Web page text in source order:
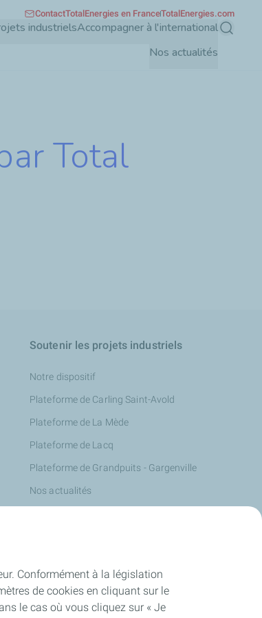
industrielsAccompagner à l'international
Nos actualités
ContactTotalEnergies en FranceTotalEnergies.com
Total
Soutenir les projets industriels
Notre dispositif
Plateforme de Carling Saint-Avold
Plateforme de La Mède
Plateforme de Lacq
Plateforme de Grandpuits - Gargenville
Nos actualités
Conformément à la législation
de cookies en cliquant sur le
le cas où vous cliquez sur « Je